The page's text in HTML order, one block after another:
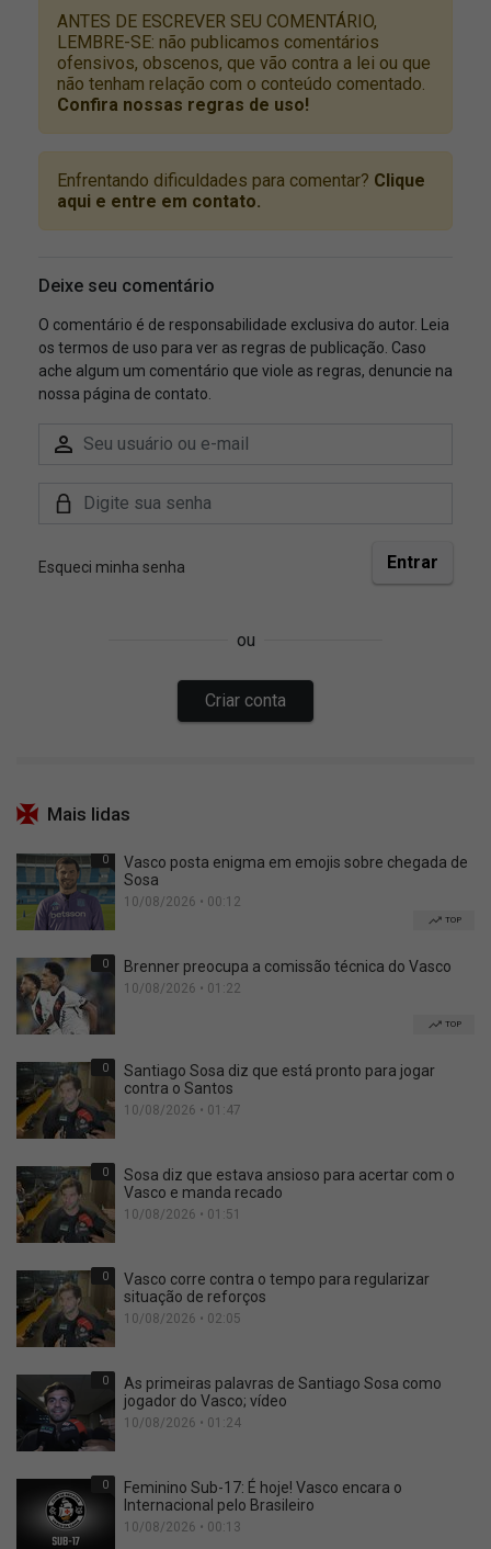
Mais lidas
0
Vasco posta enigma em emojis sobre chegada de
Sosa
10/08/2026 • 00:12
TOP
0 Brenner preocupa a comissão técnica do Vasco
10/08/2026 • 01:22
TOP
0
Santiago Sosa diz que está pronto para jogar
contra o Santos
10/08/2026 • 01:47
0
Sosa diz que estava ansioso para acertar com o
Vasco e manda recado
10/08/2026 • 01:51
0
Vasco corre contra o tempo para regularizar
situação de reforços
10/08/2026 • 02:05
0
As primeiras palavras de Santiago Sosa como
jogador do Vasco; vídeo
10/08/2026 • 01:24
0
Feminino Sub-17: É hoje! Vasco encara o
Internacional pelo Brasileiro
10/08/2026 • 00:13